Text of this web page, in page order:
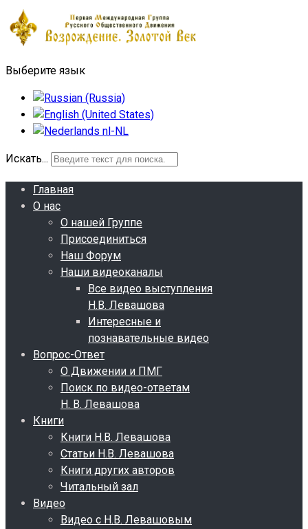
Выберите язык
Искать...
Главная
О нас
О нашей Группе
Присоединиться
Наш Форум
Наши видеоканалы
Все видео выступления
Н.В. Левашова
Интересные и
познавательные видео
Вопрос-Ответ
О Движении и ПМГ
Поиск по видео-ответам
Н. В. Левашова
Книги
Книги Н.В. Левашова
Статьи Н.В. Левашова
Книги других авторов
Читальный зал
Видео
Видео с Н.В. Левашовым